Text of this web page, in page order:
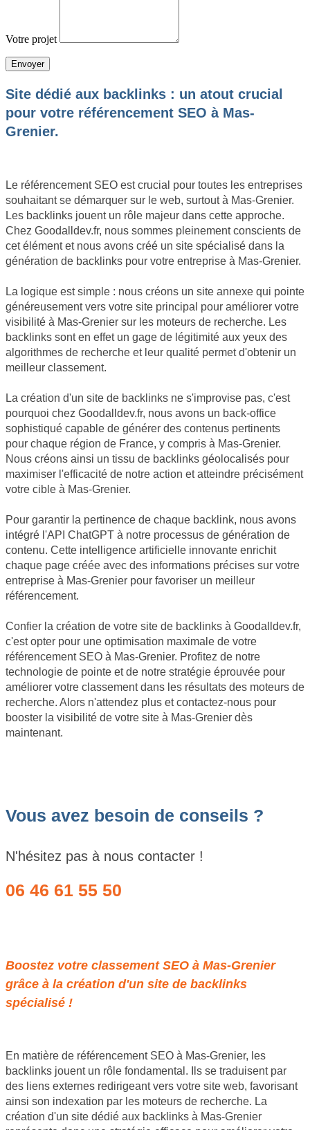
Votre projet
Site dédié aux backlinks : un atout crucial
pour votre référencement SEO à Mas-
Grenier.
Le référencement SEO est crucial pour toutes les entreprises
souhaitant se démarquer sur le web, surtout à Mas-Grenier.
Les backlinks jouent un rôle majeur dans cette approche.
Chez Goodalldev.fr, nous sommes pleinement conscients de
cet élément et nous avons créé un site spécialisé dans la
génération de backlinks pour votre entreprise à Mas-Grenier.
La logique est simple : nous créons un site annexe qui pointe
généreusement vers votre site principal pour améliorer votre
visibilité à Mas-Grenier sur les moteurs de recherche. Les
backlinks sont en effet un gage de légitimité aux yeux des
algorithmes de recherche et leur qualité permet d'obtenir un
meilleur classement.
La création d'un site de backlinks ne s'improvise pas, c'est
pourquoi chez Goodalldev.fr, nous avons un back-office
sophistiqué capable de générer des contenus pertinents
pour chaque région de France, y compris à Mas-Grenier.
Nous créons ainsi un tissu de backlinks géolocalisés pour
maximiser l'efficacité de notre action et atteindre précisément
votre cible à Mas-Grenier.
Pour garantir la pertinence de chaque backlink, nous avons
intégré l'API ChatGPT à notre processus de génération de
contenu. Cette intelligence artificielle innovante enrichit
chaque page créée avec des informations précises sur votre
entreprise à Mas-Grenier pour favoriser un meilleur
référencement.
Confier la création de votre site de backlinks à Goodalldev.fr,
c'est opter pour une optimisation maximale de votre
référencement SEO à Mas-Grenier. Profitez de notre
technologie de pointe et de notre stratégie éprouvée pour
améliorer votre classement dans les résultats des moteurs de
recherche. Alors n'attendez plus et contactez-nous pour
booster la visibilité de votre site à Mas-Grenier dès
maintenant.
Vous avez besoin de conseils ?
N'hésitez pas à nous contacter !
06 46 61 55 50
Boostez votre classement SEO à Mas-Grenier
grâce à la création d'un site de backlinks
spécialisé !
En matière de référencement SEO à Mas-Grenier, les
backlinks jouent un rôle fondamental. Ils se traduisent par
des liens externes redirigeant vers votre site web, favorisant
ainsi son indexation par les moteurs de recherche. La
création d'un site dédié aux backlinks à Mas-Grenier